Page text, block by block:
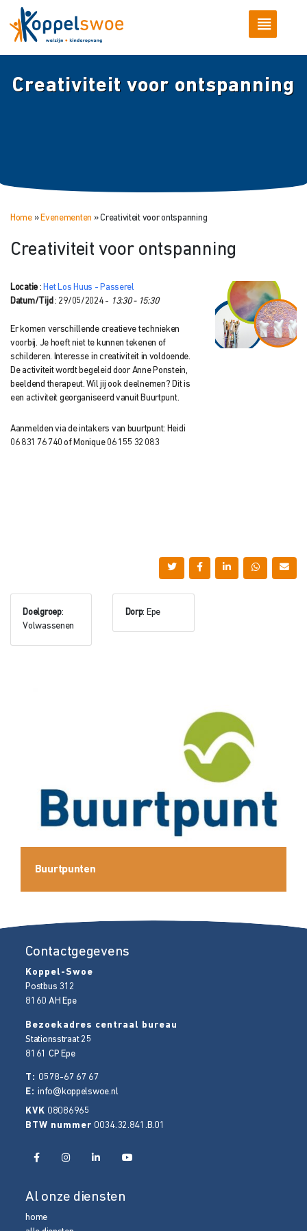
Creativiteit voor ontspanning
Home» Evenementen »Creativiteit voor ontspanning
Creativiteit voor ontspanning
Locatie : Het Los Huus - Passerel
Datum/Tijd : 29/05/2024 - 13:30 - 15:30
Er komen verschillende creatieve technieken
voorbij. Je hoeft niet te kunnen tekenen of
schilderen. Interesse in creativiteit in voldoende.
De activiteit wordt begeleid door Anne Ponstein,
beeldend therapeut. Wil jij ook deelnemen? Dit is
een activiteit georganiseerd vanuit Buurtpunt.
Aanmelden via de intakers van buurtpunt: Heidi
06 831 76 740 of Monique 06 155 32 083
Doelgroep:
Volwassenen
Dorp: Epe
Buurtpunten
Contactgegevens
Koppel-Swoe
Postbus 312
8160 AH Epe
Bezoekadres centraal bureau
Stationsstraat 25
8161 CP Epe
T: 0578-67 67 67
E:info@koppelswoe.nl
KVK 08086965
BTW nummer 0034.32.841.B.01
Al onze diensten
home